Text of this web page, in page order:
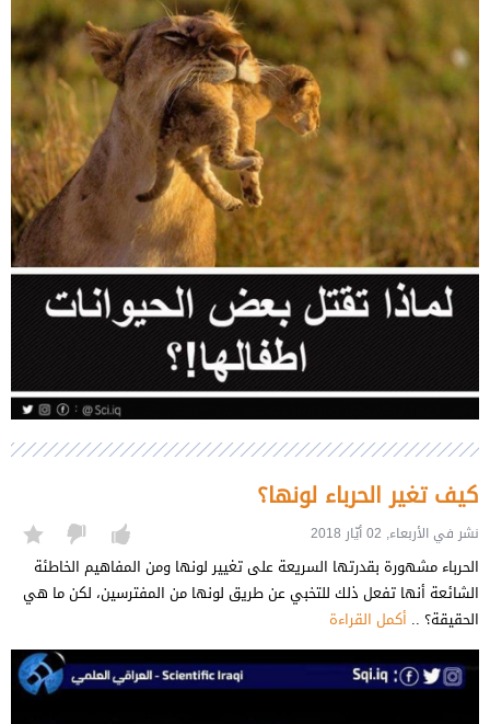
كيف تغير الحرباء لونها؟
نشر في الأربعاء, 02 أيّار 2018
الحرباء مشهورة بقدرتها السريعة على تغيير لونها ومن المفاهيم الخاطئة
الشائعة أنها تفعل ذلك للتخبي عن طريق لونها من المفترسين، لكن ما هي
الحقيقة؟ .. أكمل القراءة